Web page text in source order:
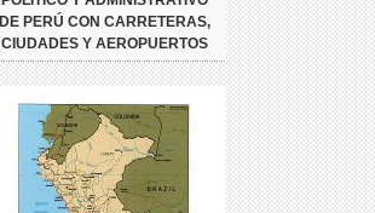
DE PERÚ CON CARRETERAS,
CIUDADES Y AEROPUERTOS